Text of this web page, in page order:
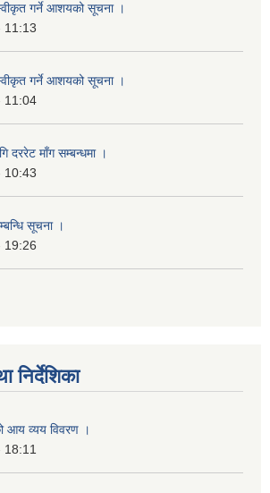
गर्ने आशयको सूचना ।
11:13
गर्ने आशयको सूचना ।
11:04
दररेट माँग सम्बन्धमा ।
10:43
सूचना ।
19:26
निर्देशिका
व्यय विवरण ।